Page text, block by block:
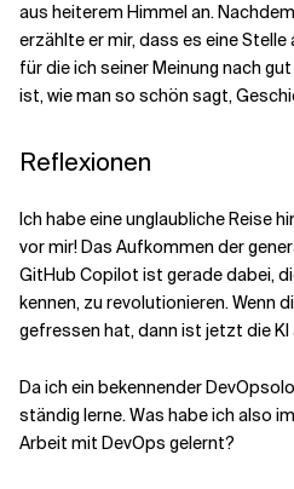
aus heiterem Himmel an.
erzählte er mir, dass es eine Stelle
für die ich seiner Meinung nach
ist, wie man so schön sagt,
Reflexionen
Ich habe eine unglaubliche Reise
vor mir! Das Aufkommen der
GitHub Copilot ist gerade dabei,
kennen, zu revolutionieren. Wenn
gefressen hat, dann ist jetzt die KI
Da ich ein bekennender
ständig lerne. Was habe ich also
Arbeit mit DevOps gelernt?